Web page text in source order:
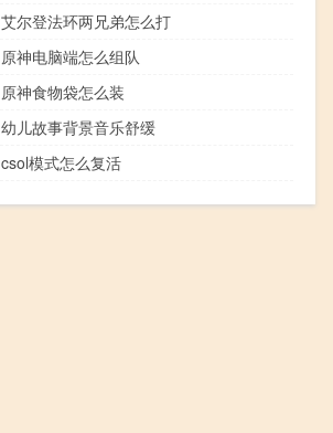
艾尔登法环两兄弟怎么打
原神电脑端怎么组队
原神食物袋怎么装
幼儿故事背景音乐舒缓
csol模式怎么复活